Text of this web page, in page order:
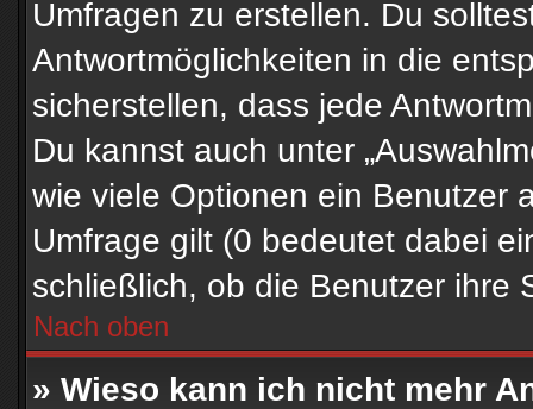
Umfragen zu erstellen. Du
Antwortmöglichkeiten in die
sicherstellen, dass jede
Du kannst auch unter
wie viele Optionen ein Benutzer
Umfrage gilt (0 bedeutet dabei
schließlich, ob die Benutzer ihre
Nach oben
» Wieso kann ich nicht mehr